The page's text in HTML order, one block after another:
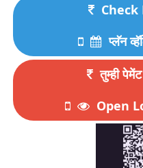
प्लॅन
तुम्ही
Open